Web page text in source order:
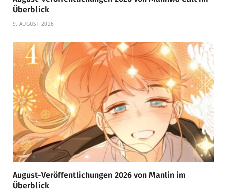
Überblick
9. AUGUST 2026
August-Veröffentlichungen 2026 von Manlin im
Überblick